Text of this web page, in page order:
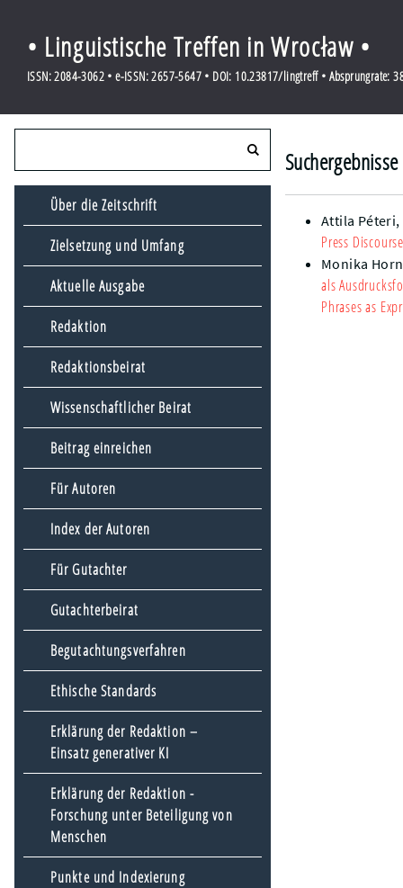
• Linguistische Treffen in Wrocław •
ISSN: 2084-3062 • e-ISSN: 2657-5647 • DOI: 10.23817/lingtreff • Absprungrate:
Über die Zeitschrift
Zielsetzung und Umfang
Aktuelle Ausgabe
Redaktion
Redaktionsbeirat
Wissenschaftlicher Beirat
Beitrag einreichen
Für Autoren
Index der Autoren
Für Gutachter
Gutachterbeirat
Begutachtungsverfahren
Ethische Standards
Erklärung der Redaktion –
Einsatz generativer KI
Erklärung der Redaktion -
Forschung unter Beteiligung von
Menschen
Punkte und Indexierung
Attila Péteri,
Press
Monika
als
Phrases as